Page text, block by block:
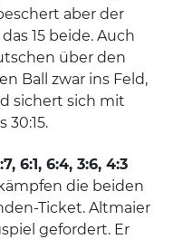
aber der
15 beide. Auch
über den
Ball zwar ins Feld,
sichert sich mit
6:1, 6:4, 3:6, 4:3
die beiden
Ticket. Altmaier
gefordert. Er